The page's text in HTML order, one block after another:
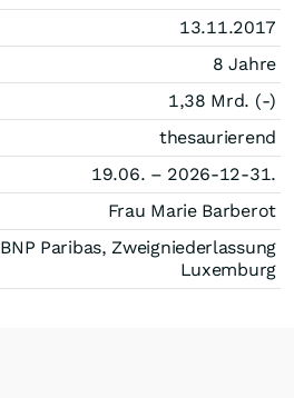
13.11.2017
8 Jahre
1,38 Mrd. (-)
thesaurierend
19.06. – 2026-12-31.
Frau Marie Barberot
BNP Paribas, Zweigniederlassung
Luxemburg